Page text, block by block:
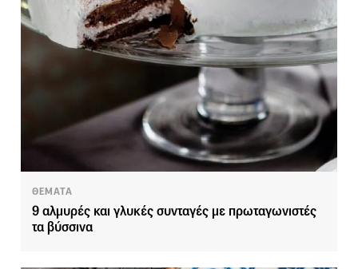
ΘΕΜΑΤΑ
9 αλμυρές και γλυκές συνταγές με πρωταγωνιστές
τα βύσσινα